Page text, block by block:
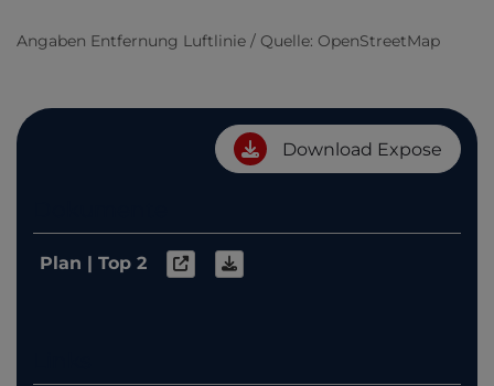
Angaben Entfernung Luftlinie / Quelle: OpenStreetMap
Download Expose
Plan | Top 2